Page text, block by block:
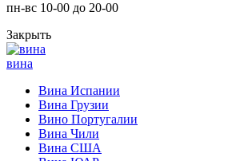
пн-вс 10-00 до 20-00
Закрыть
вина
Вина Испании
Вина Грузии
Вино Португалии
Вина Чили
Вина США